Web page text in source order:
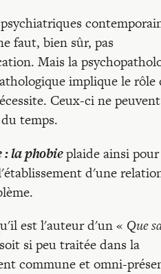
faut, bien sûr, pas
Mais la
implique le rôle
Ceux-ci ne
temps.
la phobieplaide ainsi
d'une
est l'auteur d'un « Que
si peu traitée dans la
commune et omni-